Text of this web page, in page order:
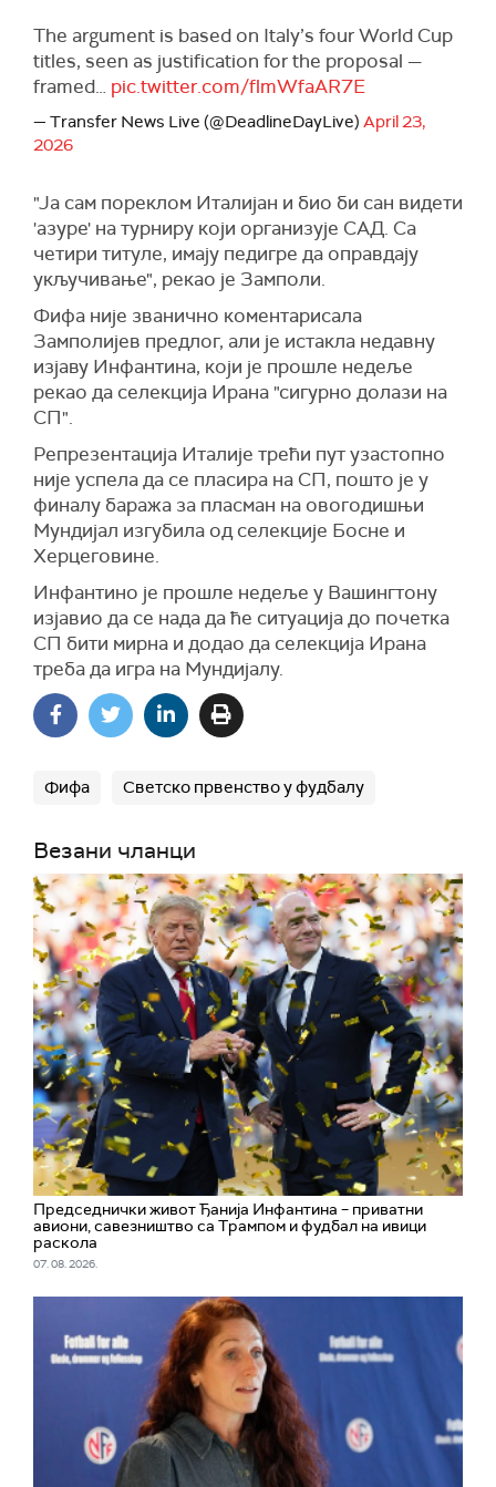
The argument is based on Italy’s four World Cup
titles, seen as justification for the proposal —
framed… pic.twitter.com/flmWfaAR7E
— Transfer News Live (@DeadlineDayLive) April 23,
2026
"Ја сам пореклом Италијан и био би сан видети
'азуре' на турниру који организује САД. Са
четири титуле, имају педигре да оправдају
укључивање", рекао је Замполи.
Фифа није званично коментарисала
Замполијев предлог, али је истакла недавну
изјаву Инфантина, који је прошле недеље
рекао да селекција Ирана "сигурно долази на
СП".
Репрезентација Италије трећи пут узастопно
није успела да се пласира на СП, пошто је у
финалу баража за пласман на овогодишњи
Мундијал изгубила од селекције Босне и
Херцеговине.
Инфантино је прошле недеље у Вашингтону
изјавио да се нада да ће ситуација до почетка
СП бити мирна и додао да селекција Ирана
треба да игра на Мундијалу.
Фифа Светско првенство у фудбалу
Везани чланци
Председнички живот Ђанија Инфантина – приватни
авиони, савезништво са Трампом и фудбал на ивици
раскола
07. 08. 2026.